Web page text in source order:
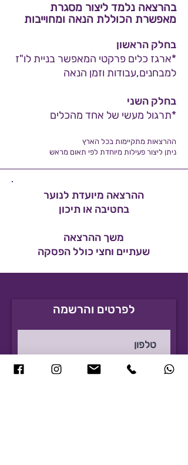
בהרצאה נלמד ליצור מסגרת
מאפשרת הכוללת הנאה ומחוייבות
בחלק הראשון
*ארגז כלים פרקטי המאפשר בניית לו"ז
למבחנים,עבודות וזמן הנאה
בחלק השני
*תרגול מעשי של אחד מהכלים
ההרצאות מתקיימות בכל הארץ
ניתן ליצור פעילות מיוחדת לפי תאום מראש
ההרצאה מיועדת לנוער
בחטיבה או תיכון
משך ההרצאה
שעתיים וחצי כולל הפסקה
לפרטים והרשמה